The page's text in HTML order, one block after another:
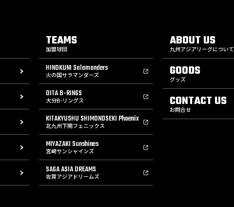
TEAMS
加盟球団
HINOKUNI Salamanders
火の国サラマンダーズ
OITA B-RINGS
大分B-リングス
KITAKYUSHU SHIMONOSEKI Phoenix
北九州下関フェニックス
MIYAZAKI Sunshines
宮崎サンシャインズ
SAGA ASIA DREAMS
佐賀アジアドリームズ
ABOUT US
九州アジアリーグについて
GOODS
グッズ
CONTACT US
お問合せ